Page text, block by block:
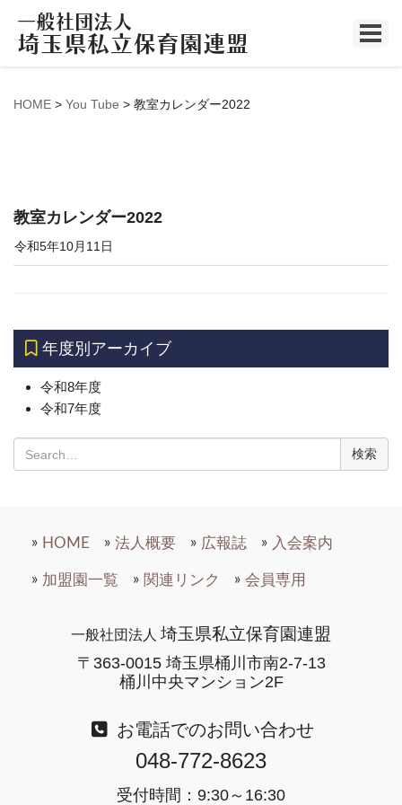
You Tube
HOME > You Tube > 教室カレンダー2022
教室カレンダー2022
令和5年10月11日
年度別アーカイブ
令和8年度
令和7年度
索:
HOME 法人概要 広報誌 入会案内
加盟園一覧 関連リンク 会員専用
一般社団法人 埼玉県私立保育園連盟
〒363-0015 埼玉県桶川市南2-7-13
桶川中央マンション2F
お電話でのお問い合わせ
048-772-8623
受付時間：9:30～16:30